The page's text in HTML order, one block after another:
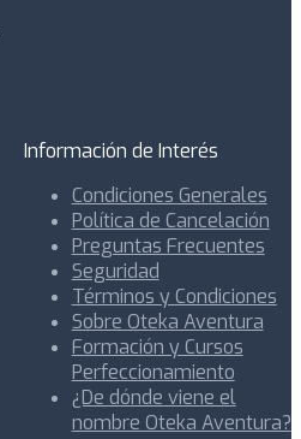
Información de Interés
Condiciones Generales
Política de Cancelación
Preguntas Frecuentes
Seguridad
Términos y Condiciones
Sobre Oteka Aventura
Formación y Cursos
Perfeccionamiento
¿De dónde viene el
nombre Oteka Aventura?